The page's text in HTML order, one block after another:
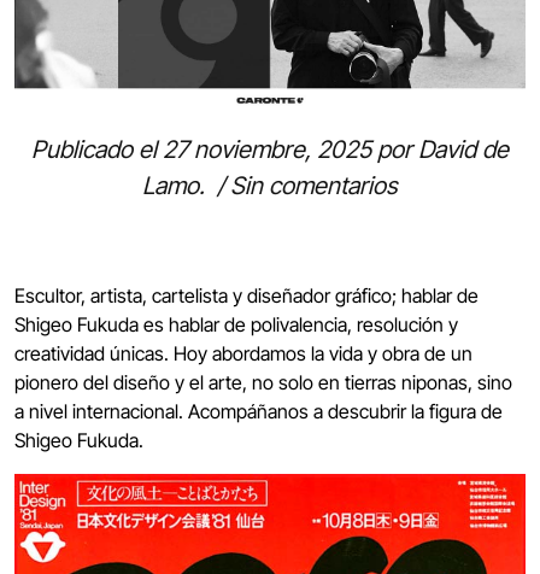
Publicado el27 noviembre, 2025porDavid de
Lamo. /Sin comentarios
Escultor, artista, cartelista y diseñador gráfico; hablar de
Shigeo Fukuda es hablar de polivalencia, resolución y
creatividad únicas. Hoy abordamos la vida y obra de un
pionero del diseño y el arte, no solo en tierras niponas, sino
a nivel internacional. Acompáñanos a descubrir la figura de
Shigeo Fukuda.